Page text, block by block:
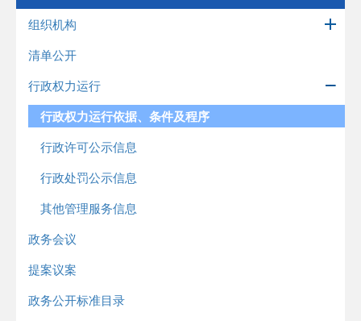
组织机构
清单公开
行政权力运行
行政权力运行依据、条件及程序
行政许可公示信息
行政处罚公示信息
其他管理服务信息
政务会议
提案议案
政务公开标准目录